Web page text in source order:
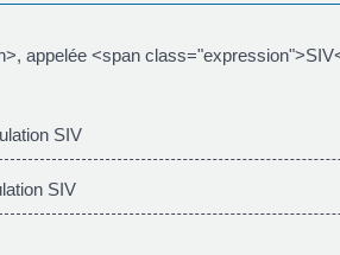
appelée <span
SIV
SIV